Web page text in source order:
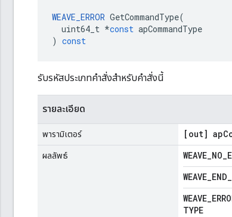
WEAVE_ERROR GetCommandType(
uint64_t *const apCommandType
) const
รับรหัสประเภทคำสั่งสำหรับคำสั่งนี้
รายละเอียด
พารามิเตอร์ [out] ap
ผลลัพธ์ WEAVE_NO_
WEAVE_END_
WEAVE_
TYPE